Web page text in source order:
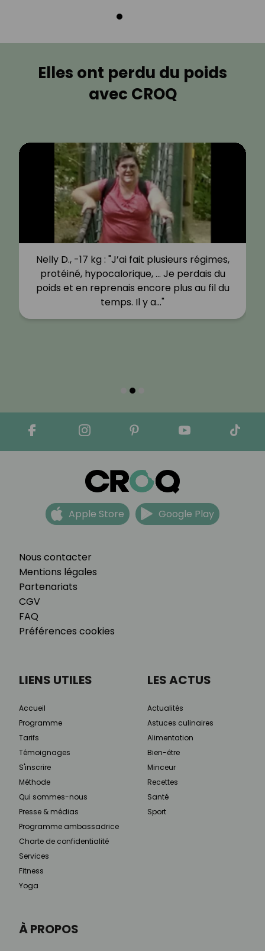
Elles ont perdu du poids
avec CROQ
Nelly D., -17 kg : "J’ai fait plusieurs régimes,
protéiné, hypocalorique, … Je perdais du
poids et en reprenais encore plus au fil du
temps. Il y a…"
Nous contacter
Mentions légales
Partenariats
CGV
FAQ
Préférences cookies
Apple Store Google Play
À PROPOS
LIENS UTILES
Accueil
Programme
Tarifs
Témoignages
S'inscrire
Méthode
Qui sommes-nous
Presse & médias
Programme ambassadrice
Charte de confidentialité
Services
Fitness
Yoga
LES ACTUS
Actualités
Astuces culinaires
Alimentation
Bien-être
Minceur
Recettes
Santé
Sport